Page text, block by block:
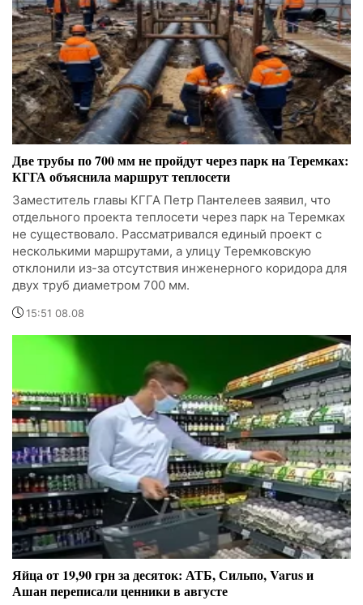
Две трубы по 700 мм не пройдут через парк на Теремках:
КГГА объяснила маршрут теплосети
Заместитель главы КГГА Петр Пантелеев заявил, что
отдельного проекта теплосети через парк на Теремках
не существовало. Рассматривался единый проект с
несколькими маршрутами, а улицу Теремковскую
отклонили из-за отсутствия инженерного коридора для
двух труб диаметром 700 мм.
15:51 08.08
Яйца от 19,90 грн за десяток: АТБ, Сильпо, Varus и
Ашан переписали ценники в августе